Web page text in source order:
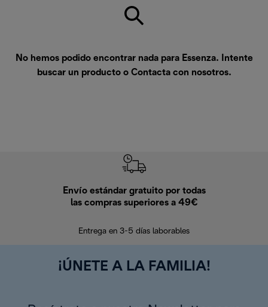
No hemos podido encontrar nada para Essenza. Intente
buscar un producto o Contacta con nosotros.
Envío estándar gratuito por todas
las compras superiores a 49€
Entrega en 3-5 días laborables
¡ÚNETE A LA FAMILIA!